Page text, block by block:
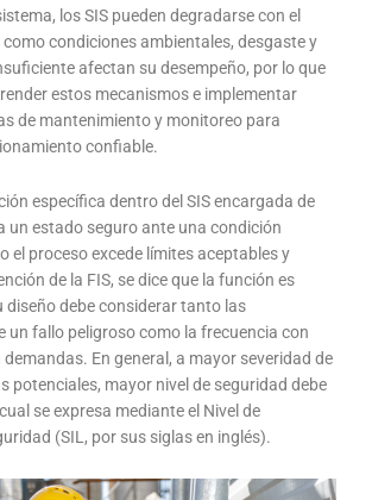
los SIS pueden degradarse con el
condiciones ambientales, desgaste y
afectan su desempeño, por lo que
estos mecanismos e implementar
de mantenimiento y monitoreo para
confiable.
específica dentro del SIS encargada de
un estado seguro ante una condición
el proceso excede límites aceptables y
de la FIS, se dice que la función es
diseño debe considerar tanto las
un fallo peligroso como la frecuencia con
En general, a mayor severidad de
potenciales, mayor nivel de seguridad debe
se expresa mediante el Nivel de
(SIL, por sus siglas en inglés).